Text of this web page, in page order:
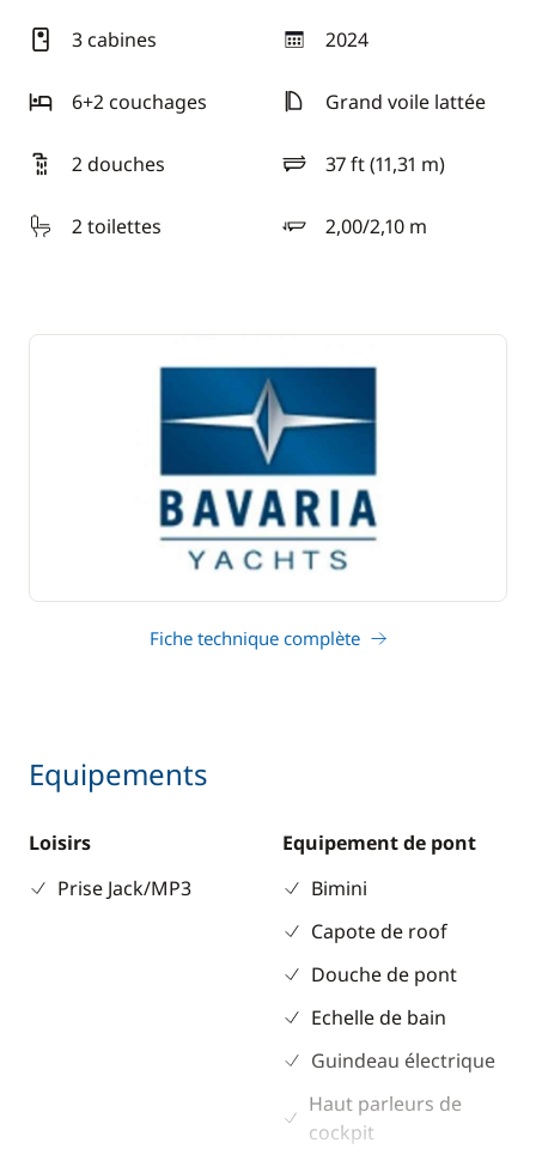
3 cabines 2024
année
6+2 couchages
Grand voile lattée
2 douches 37 ft (11,31 m)
longueur
2 toilettes
2,00/2,10 m
tirant d'eau
Fiche technique complète
Equipements
Loisirs
Prise Jack/MP3
Equipement de pont
Bimini
Capote de roof
Douche de pont
Echelle de bain
Guindeau électrique
Haut parleurs de
cockpit